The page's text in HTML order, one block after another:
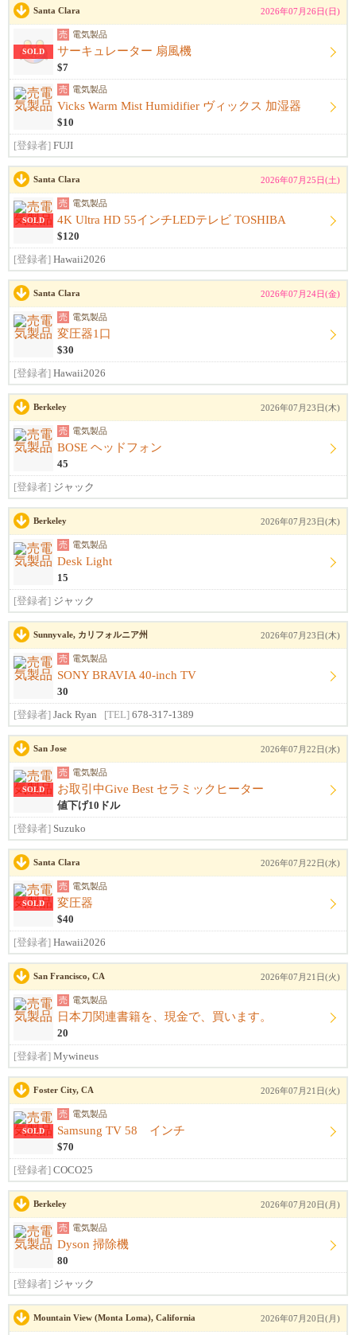
Santa Clara 2026年07月26日(日)
SOLD
売 電気製品
サーキュレーター 扇風機
$7
売 電気製品
Vicks Warm Mist Humidifier ヴィックス 加湿器
$10
[登録者] FUJI
Santa Clara 2026年07月25日(土)
SOLD
売 電気製品
4K Ultra HD 55インチLEDテレビ TOSHIBA
$120
[登録者] Hawaii2026
Santa Clara 2026年07月24日(金)
売 電気製品
変圧器1口
$30
[登録者] Hawaii2026
Berkeley 2026年07月23日(木)
売 電気製品
BOSE ヘッドフォン
45
[登録者] ジャック
Berkeley 2026年07月23日(木)
売 電気製品
Desk Light
15
[登録者] ジャック
Sunnyvale, カリフォルニア州 2026年07月23日(木)
売 電気製品
SONY BRAVIA 40-inch TV
30
[登録者] Jack Ryan [TEL] 678-317-1389
San Jose 2026年07月22日(水)
SOLD
売 電気製品
お取引中Give Best セラミックヒーター
値下げ10ドル
[登録者] Suzuko
Santa Clara 2026年07月22日(水)
SOLD
売 電気製品
変圧器
$40
[登録者] Hawaii2026
San Francisco, CA 2026年07月21日(火)
売 電気製品
日本刀関連書籍を、現金で、買います。
20
[登録者] Mywineus
Foster City, CA 2026年07月21日(火)
SOLD
売 電気製品
Samsung TV 58 インチ
$70
[登録者] COCO25
Berkeley 2026年07月20日(月)
売 電気製品
Dyson 掃除機
80
[登録者] ジャック
Mountain View (Monta Loma), California 2026年07月20日(月)